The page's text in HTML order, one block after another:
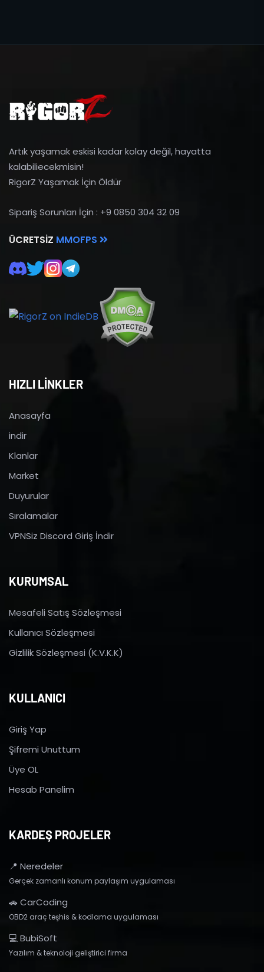
Artık yaşamak eskisi kadar kolay değil, hayatta
kalabiliecekmisin!
RigorZ Yaşamak İçin Öldür
Sipariş Sorunları İçin : +9 0850 304 32 09
ÜCRETSIZ MMOFPS
HIZLI LİNKLER
Anasayfa
indir
Klanlar
Market
Duyurular
Sıralamalar
VPNSiz Discord Giriş İndir
KURUMSAL
Mesafeli Satış Sözleşmesi
Kullanıcı Sözleşmesi
Gizlilik Sözleşmesi (K.V.K.K)
KULLANICI
Giriş Yap
Şifremi Unuttum
Üye OL
Hesab Panelim
KARDEŞ PROJELER
📍 Neredeler
Gerçek zamanlı konum paylaşım uygulaması
🚗 CarCoding
OBD2 araç teşhis & kodlama uygulaması
💻 BubiSoft
Yazılım & teknoloji geliştirici firma